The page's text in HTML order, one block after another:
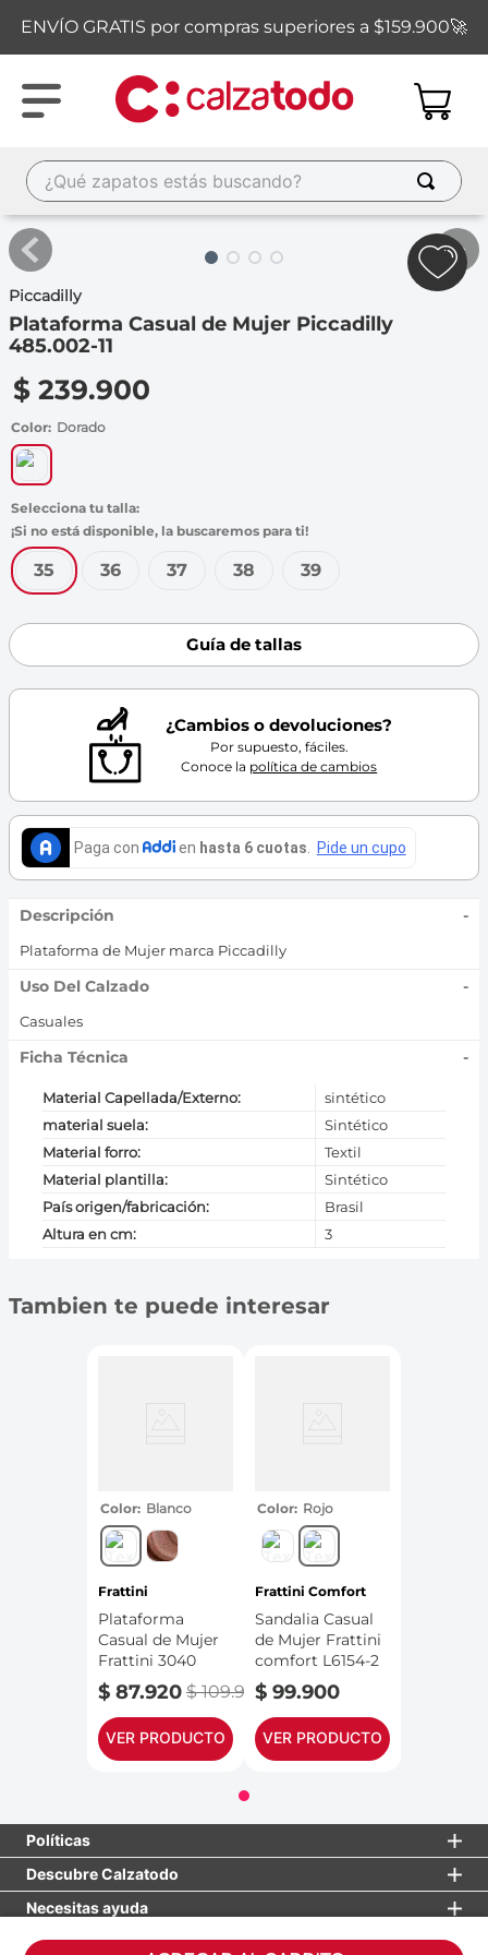
ENVÍO GRATIS por compras superiores a $159.900🚀
¿Qué zapatos estás buscando?
Piccadilly
Plataforma Casual de Mujer Piccadilly
485.002-11
$ 239.900
Color Dorado
35 36 37 38 39
Guía de tallas
¿Cambios o devoluciones?
Por supuesto, fáciles.
Conoce la política de cambios
Descripción -
Plataforma de Mujer marca Piccadilly
Uso Del Calzado -
Casuales
Ficha Técnica -
Material Capellada/Externo:
sintético
material suela:
Sintético
Material forro:
Textil
Material plantilla:
Sintético
País origen/fabricación:
Brasil
Altura en cm: 3
Tambien te puede interesar
Color Blanco
Frattini
Plataforma
Casual de Mujer
Frattini 3040
$ 87.920 $ 109.900
VER PRODUCTO
Color Rojo
Frattini Comfort
Sandalia Casual
de Mujer Frattini
comfort L6154-2
$ 99.900
VER PRODUCTO
Políticas
Descubre Calzatodo
Necesitas ayuda
TÉRMINOS MÁS BUSCADOS
1 .
2.
sandalias
3.
carolina cruz
6.
7.
8.
skechers
9.
cartago